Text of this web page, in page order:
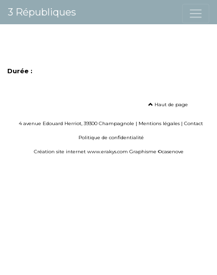
3 Républiques
Durée :
Haut de page
4 avenue Edouard Herriot, 39300 Champagnole | Mentions légales | Contact
Politique de confidentialité
Création site internet www.erakys.com Graphisme ©casenove